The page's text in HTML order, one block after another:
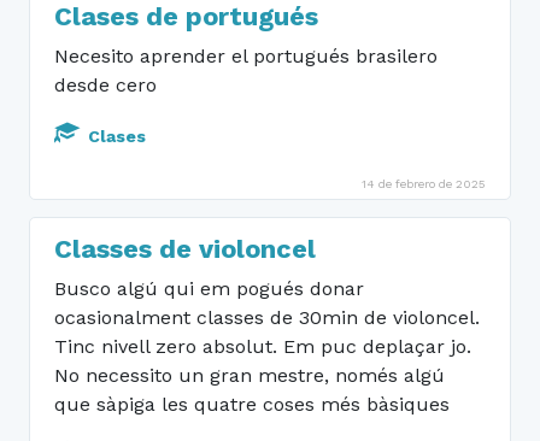
Clases de portugués
Necesito aprender el portugués brasilero
desde cero
Clases
14 de febrero de 2025
Classes de violoncel
Busco algú qui em pogués donar
ocasionalment classes de 30min de violoncel.
Tinc nivell zero absolut. Em puc deplaçar jo.
No necessito un gran mestre, només algú
que sàpiga les quatre coses més bàsiques